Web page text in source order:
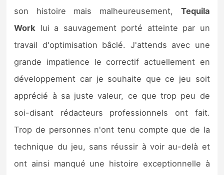
son histoire mais malheureusement, Tequila
Work lui a sauvagement porté atteinte par un
travail d'optimisation bâclé. J'attends avec une
grande impatience le correctif actuellement en
développement car je souhaite que ce jeu soit
apprécié à sa juste valeur, ce que trop peu de
soi-disant rédacteurs professionnels ont fait.
Trop de personnes n'ont tenu compte que de la
technique du jeu, sans réussir à voir au-delà et
ont ainsi manqué une histoire exceptionnelle à